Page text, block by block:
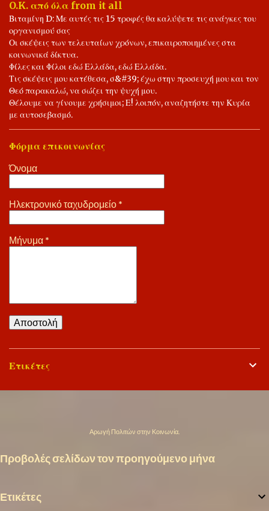
Ελλάδας. 📖⚖️🤝✍️💖❤️💐 Η Δημοκρατία Προσφέρει, Δικαίωμα
Λόγου και Αντίλογου. 💐📖⚖️🤝⚖️📖💐
O.K. από όλα from it all
Βιταμίνη D: Με αυτές τις 15 τροφές θα καλύψετε τις ανάγκες του
οργανισμού σας
Οι σκέψεις των τελευταίων χρόνων, επικαιροποιημένες στα
κοινωνικά δίκτυα.
Φίλες και Φίλοι εδώ Ελλάδα, εδώ Ελλάδα.
Τις σκέψεις μου κατέθεσα, σ&#39; έχω στην προσευχή μου και τον
Θεό παρακαλώ, να σώζει την ψυχή μου.
Θέλουμε να γίνουμε χρήσιμοι; Ε! λοιπόν, αναζητήστε την Κυρία
με αυτοσεβασμό.
Φόρμα επικοινωνίας
Όνομα
Ηλεκτρονικό ταχυδρομείο *
Μήνυμα *
Ετικέτες
Αρωγή Πολιτών στην Κοινωνία.
Προβολές σελίδων τον προηγούμενο μήνα
Ετικέτες